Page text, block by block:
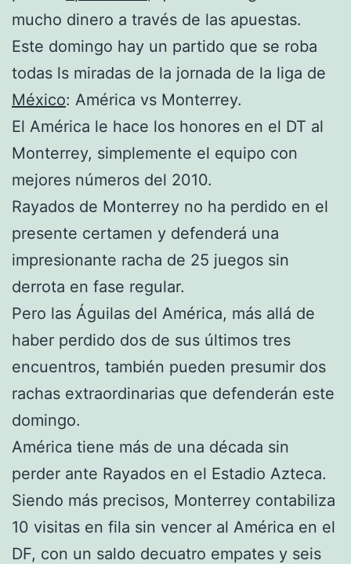
mucho dinero a través de las apuestas.
Este domingo hay un partido que se roba
todas ls miradas de la jornada de la liga de
México: América vs Monterrey.
El América le hace los honores en el DT al
Monterrey, simplemente el equipo con
mejores números del 2010.
Rayados de Monterrey no ha perdido en el
presente certamen y defenderá una
impresionante racha de 25 juegos sin
derrota en fase regular.
Pero las Águilas del América, más allá de
haber perdido dos de sus últimos tres
encuentros, también pueden presumir dos
rachas extraordinarias que defenderán este
domingo.
América tiene más de una década sin
perder ante Rayados en el Estadio Azteca.
Siendo más precisos, Monterrey contabiliza
10 visitas en fila sin vencer al América en el
DF, con un saldo decuatro empates y seis